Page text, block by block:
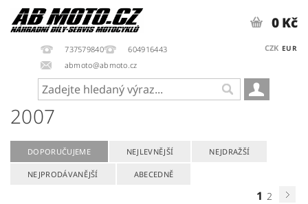
737579840
604916443
abmoto@abmoto.cz
CZK EUR
0 Kč
2007
DOPORUČUJEME NEJLEVNĚJŠÍ NEJDRAŽŠÍ
NEJPRODÁVANĚJŠÍ ABECEDNĚ
1 2